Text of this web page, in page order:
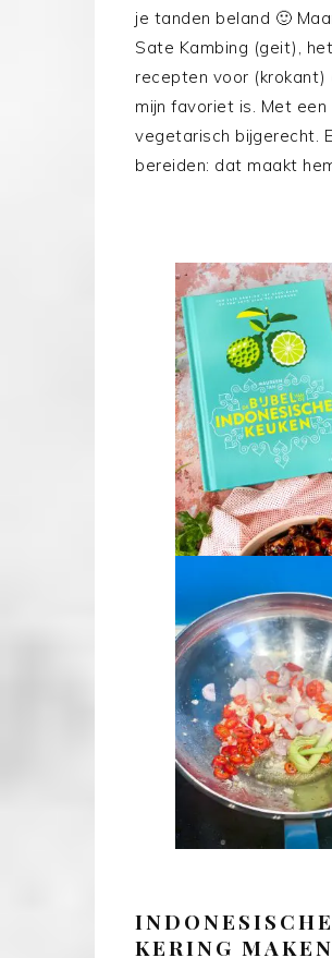
je tanden beland 🙂
Sate Kambing (geit),
recepten voor
mijn favoriet is. Met
vegetarisch bijgerecht.
bereiden: dat maakt
KERING MAKEN